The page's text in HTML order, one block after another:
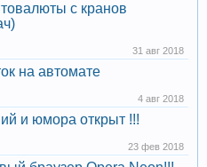
с кранов
31 авг 2018
на автомате
4 авг 2018
и юмора открыт !!!
23 фев 2018